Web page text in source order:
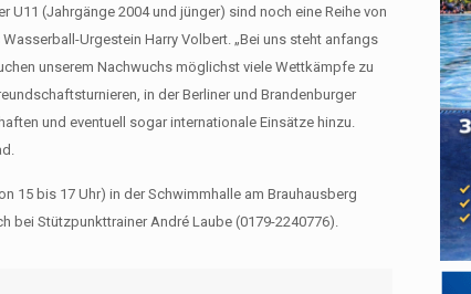
U11 (Jahrgänge 2004 und jünger) sind noch eine Reihe von
Urgestein Harry Volbert. „Bei uns steht anfangs
unserem Nachwuchs möglichst viele Wettkämpfe zu
in der Berliner und Brandenburger
und eventuell sogar internationale Einsätze hinzu.
15 bis 17 Uhr) in der Schwimmhalle am Brauhausberg
Stützpunkttrainer André Laube (0179-2240776).